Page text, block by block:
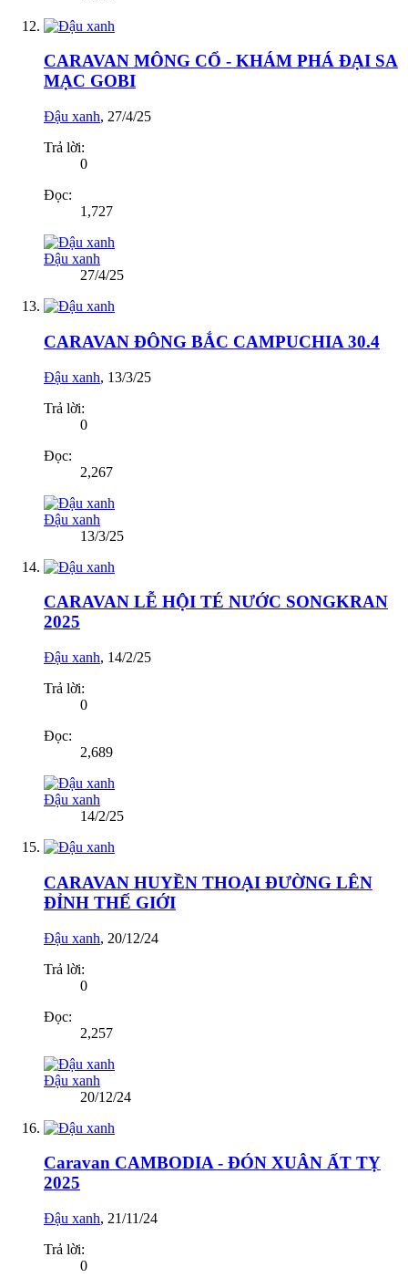
CARAVAN MÔNG CỔ - KHÁM PHÁ ĐẠI SA
MẠC GOBI
Đậu xanh, 27/4/25
Trả lời:
0
Đọc:
1,727
Đậu xanh
27/4/25
CARAVAN ĐÔNG BẮC CAMPUCHIA 30.4
Đậu xanh, 13/3/25
Trả lời:
0
Đọc:
2,267
Đậu xanh
13/3/25
CARAVAN LỄ HỘI TÉ NƯỚC SONGKRAN
2025
Đậu xanh, 14/2/25
Trả lời:
0
Đọc:
2,689
Đậu xanh
14/2/25
CARAVAN HUYỀN THOẠI ĐƯỜNG LÊN
ĐỈNH THẾ GIỚI
Đậu xanh, 20/12/24
Trả lời:
0
Đọc:
2,257
Đậu xanh
20/12/24
Caravan CAMBODIA - ĐÓN XUÂN ẤT TỴ
2025
Đậu xanh, 21/11/24
Trả lời:
0